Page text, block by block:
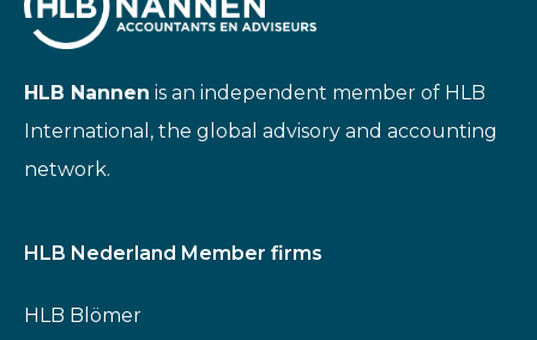
HLB Nannen is an independent member of HLB
International, the global advisory and accounting
network.
HLB Nederland Member firms
HLB Blömer